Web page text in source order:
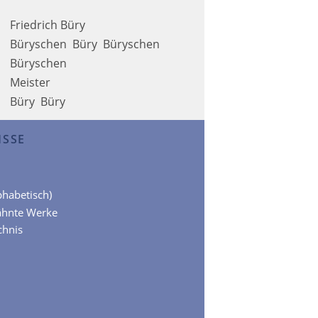
Friedrich Büry
Büryschen Büry Büryschen
Büryschen
Meister
Büry Büry
Werke